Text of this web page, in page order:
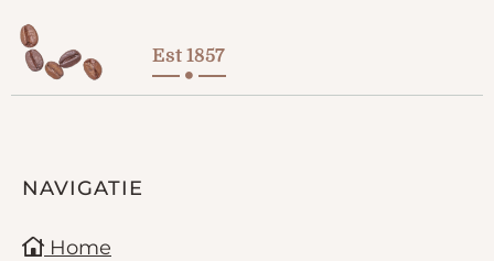
Est 1857
NAVIGATIE
Home